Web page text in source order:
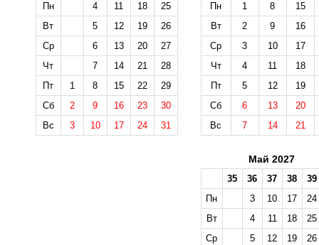
Пн
4 11 18
25
Вт
5 12 19
26
Ср
6 13 20
27
Чт
7 14 21
28
Пт
1 8 15 22
29
Сб
2 9 16 23
30
Вс
3 10 17 24 31
Пн
1 8
15
Вт
2 9
16
Ср
3 10
17
Чт
4 11
18
Пт
5 12
19
Сб
6 13
20
Вс
7 14 21
Май 2027
35 36 37 38
39
Пн
3 10 17
24
Вт
4 11 18
25
Ср
5 12 19
26